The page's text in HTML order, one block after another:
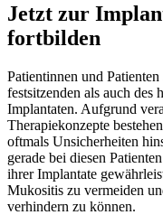
Jetzt zur
fortbilden
Patientinnen und
festsitzenden als auch des
Implantaten. Aufgrund
Therapiekonzepte
oftmals Unsicherheiten
gerade bei diesen
ihrer Implantate
Mukositis zu vermeiden
verhindern zu können.